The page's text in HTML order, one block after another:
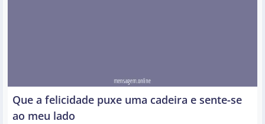
Que a felicidade puxe uma cadeira e sente-se
ao meu lado